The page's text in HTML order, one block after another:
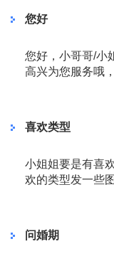
您好
您好，小哥哥/小
高兴为您服务哦
喜欢类型
小姐姐要是有喜
欢的类型发一些
问婚期